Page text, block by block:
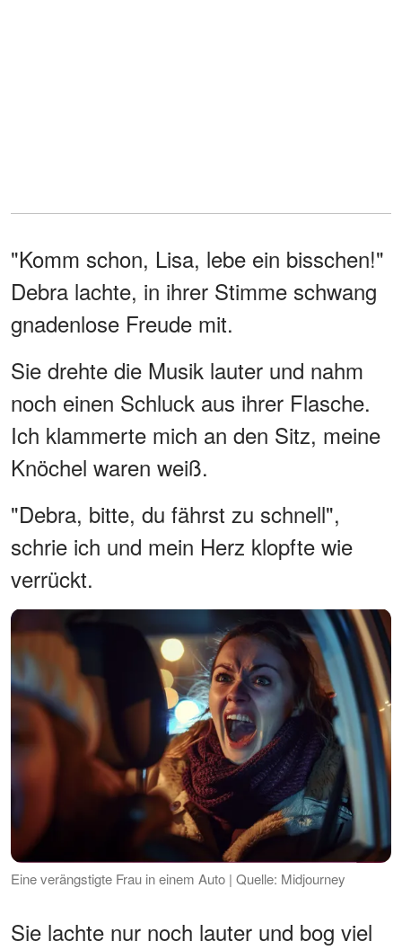
"Komm schon, Lisa, lebe ein bisschen!"
Debra lachte, in ihrer Stimme schwang
gnadenlose Freude mit.
Sie drehte die Musik lauter und nahm
noch einen Schluck aus ihrer Flasche.
Ich klammerte mich an den Sitz, meine
Knöchel waren weiß.
"Debra, bitte, du fährst zu schnell",
schrie ich und mein Herz klopfte wie
verrückt.
Eine verängstigte Frau in einem Auto | Quelle: Midjourney
Sie lachte nur noch lauter und bog viel